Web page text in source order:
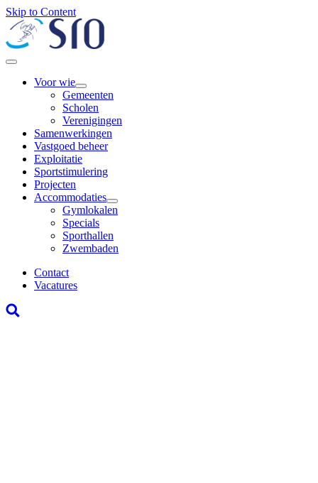
Skip to Content
Voor wie
Gemeenten
Scholen
Verenigingen
Samenwerkingen
Vastgoed beheer
Exploitatie
Sportstimulering
Projecten
Accommodaties
Gymlokalen
Specials
Sporthallen
Zwembaden
Contact
Vacatures